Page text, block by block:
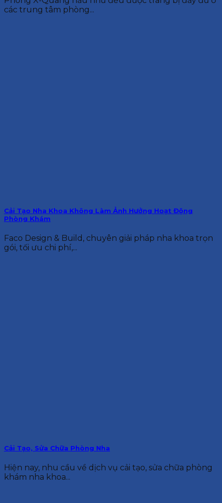
các trung tâm phòng...
Cải Tạo Nha Khoa Không Làm Ảnh Hưởng Hoạt Động
Phòng Khám
Faco Design & Build, chuyên giải pháp nha khoa trọn
gói, tối ưu chi phí,...
Cải Tạo, Sửa Chữa Phòng Nha
Hiện nay, nhu cầu về dịch vụ cải tạo, sửa chữa phòng
khám nha khoa...